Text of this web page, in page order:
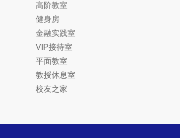
高阶教室
健身房
金融实践室
VIP接待室
平面教室
教授休息室
校友之家